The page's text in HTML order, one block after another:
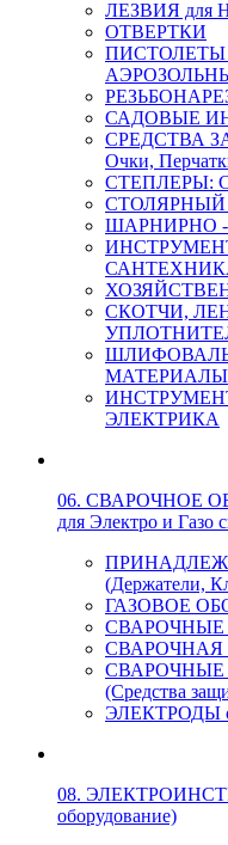
ЛЕЗВИЯ для
ОТВЕРТКИ
ПИСТОЛЕТЫ
САДОВЫЕ
СРЕДСТВА
Очки,
СТЕПЛЕРЫ:
ШАРНИРНО
СКОТЧИ,
МАТЕРИАЛЫ
ЭЛЕКТРИКА
06. СВАРОЧНОЕ
для Электро и Газо
(Держатели,
ГАЗОВОЕ
СВАРОЧНАЯ
(Средства
ЭЛЕКТРОДЫ
08.
оборудование)